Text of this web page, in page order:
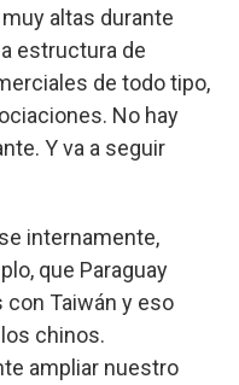
altas durante
estructura de
de todo tipo,
No hay
Y va a seguir
internamente,
que Paraguay
Taiwán y eso
chinos.
ampliar nuestro